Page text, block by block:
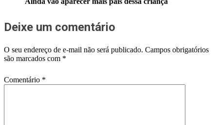
Deixe um comentário
O seu endereço de e-mail não será publicado. Campos obrigatórios
são marcados com *
Comentário *